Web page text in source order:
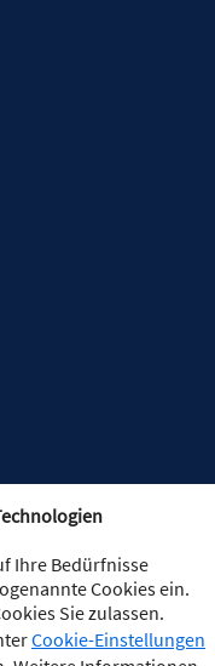
Ihre Bedürfnisse
Cookies ein.
Sie zulassen.
Cookie-Einstellungen